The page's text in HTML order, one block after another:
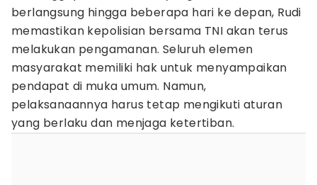
berlangsung hingga beberapa hari ke depan, Rudi
memastikan kepolisian bersama TNI akan terus
melakukan pengamanan. Seluruh elemen
masyarakat memiliki hak untuk menyampaikan
pendapat di muka umum. Namun,
pelaksanaannya harus tetap mengikuti aturan
yang berlaku dan menjaga ketertiban.